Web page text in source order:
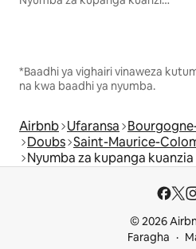
*Baadhi ya vighairi vinaweza
na kwa baadhi ya nyumba.
Airbnb Ufaransa
Doubs Saint-Maurice-
Nyumba za kupanga
© 2026
Faragha